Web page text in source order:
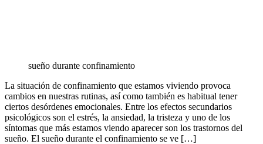
sueño durante confinamiento
La situación de confinamiento que estamos viviendo provoca
cambios en nuestras rutinas, así como también es habitual tener
ciertos desórdenes emocionales. Entre los efectos secundarios
psicológicos son el estrés, la ansiedad, la tristeza y uno de los
síntomas que más estamos viendo aparecer son los trastornos del
sueño. El sueño durante el confinamiento se ve […]